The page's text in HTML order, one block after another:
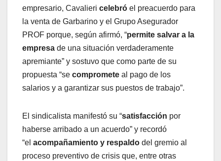
empresario, Cavalieri celebró el preacuerdo para
la venta de Garbarino y el Grupo Asegurador
PROF porque, según afirmó, “permite salvar a la
empresa de una situación verdaderamente
apremiante” y sostuvo que como parte de su
propuesta “se compromete al pago de los
salarios y a garantizar sus puestos de trabajo”.
El sindicalista manifestó su “satisfacción por
haberse arribado a un acuerdo” y recordó
“el acompañamiento y respaldo del gremio al
proceso preventivo de crisis que, entre otras